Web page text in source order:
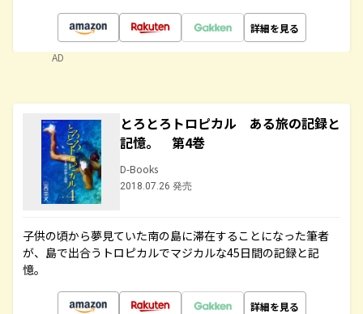
詳細を見る
AD
とろとろトロピカル ある旅の記録と
記憶。 第4巻
D-Books
2018.07.26 発売
子供の頃から夢見ていた南の島に滞在することになった筆者
が、島で出合うトロピカルでマジカルな45日間の記録と記
憶。
詳細を見る